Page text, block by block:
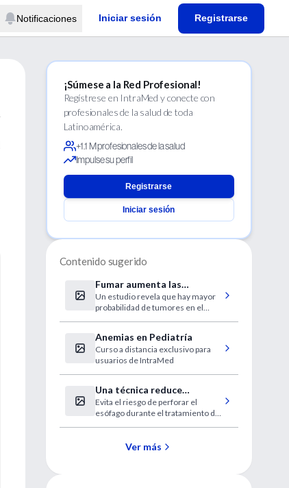
Notificaciones Iniciar sesión Registrarse
¡Súmese a la Red Profesional!
Regístrese en IntraMed y conecte con
profesionales de la salud de toda
Latinoamérica.
+1.1 M profesionales de la salud
Impulse su perfil
Registrarse
Iniciar sesión
Contenido sugerido
Fumar aumenta las
probabilidades de cáncer
en las mujeres
Un estudio revela que hay mayor
probabilidad de tumores en el
Anemias en Pediatría
Curso a distancia exclusivo para
usuarios de IntraMed
Una técnica reduce
complicaciones al tratar las
arritmias
Evita el riesgo de perforar el
esófago durante el tratamiento de
Ver más